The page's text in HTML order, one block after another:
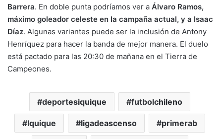
Barrera. En doble punta podríamos ver a Álvaro Ramos,
máximo goleador celeste en la campaña actual, y a Isaac
Díaz. Algunas variantes puede ser la inclusión de Antony
Henríquez para hacer la banda de mejor manera. El duelo
está pactado para las 20:30 de mañana en el Tierra de
Campeones.
deportesiquique futbolchileno
Iquique ligadeascenso primerab